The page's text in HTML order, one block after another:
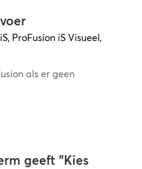
, ProFusion iS Visueel,
als er geen
geeft "Kies